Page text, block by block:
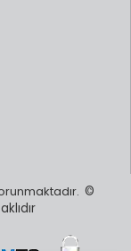
©